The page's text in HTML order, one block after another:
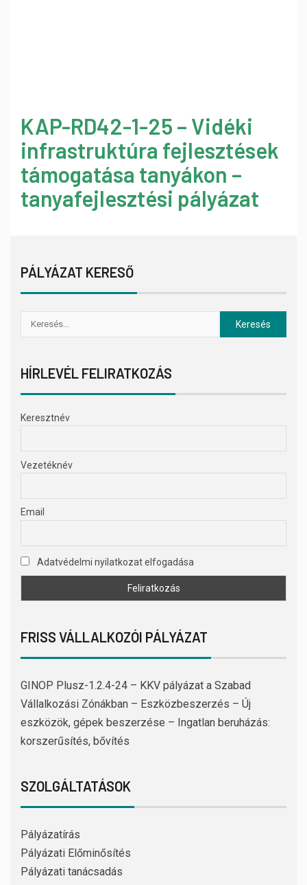
KAP-RD42-1-25 – Vidéki
infrastruktúra fejlesztések
támogatása tanyákon –
tanyafejlesztési pályázat
PÁLYÁZAT KERESŐ
HÍRLEVÉL FELIRATKOZÁS
Keresztnév
Vezetéknév
Email
Adatvédelmi nyilatkozat elfogadása
FRISS VÁLLALKOZÓI PÁLYÁZAT
GINOP Plusz-1.2.4-24 – KKV pályázat a Szabad
Vállalkozási Zónákban – Eszközbeszerzés – Új
eszközök, gépek beszerzése – Ingatlan beruházás:
korszerűsítés, bővítés
SZOLGÁLTATÁSOK
Pályázatírás
Pályázati Előminősítés
Pályázati tanácsadás